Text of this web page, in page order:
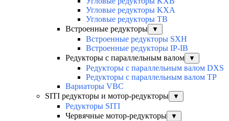
Угловые редукторы KXA
Угловые редукторы TB
Встроенные редукторы
▼
Встроенные редукторы SXH
Встроенные редукторы IP-IB
Редукторы с параллельным валом
▼
Редукторы с параллельным валом DXS
Редукторы с параллельным валом TP
Вариаторы VBC
SITI редукторы и мотор-редукторы
▼
Редукторы SITI
Червячные мотор-редукторы
▼